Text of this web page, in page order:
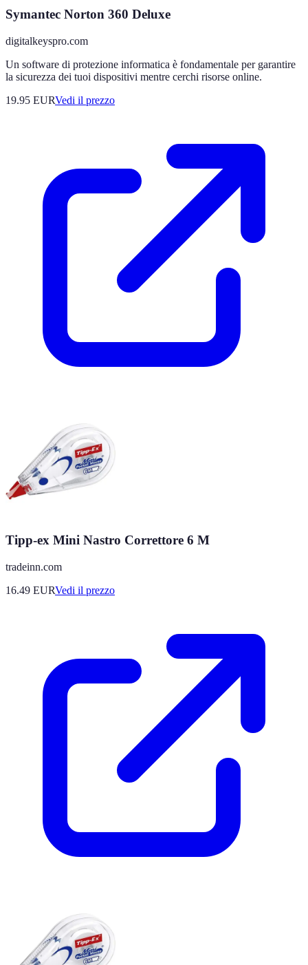
Symantec Norton 360 Deluxe
digitalkeyspro.com
Un software di protezione informatica è fondamentale per garantire
la sicurezza dei tuoi dispositivi mentre cerchi risorse online.
19.95 EURVedi il prezzo
Tipp-ex Mini Nastro Correttore 6 M
tradeinn.com
16.49 EURVedi il prezzo